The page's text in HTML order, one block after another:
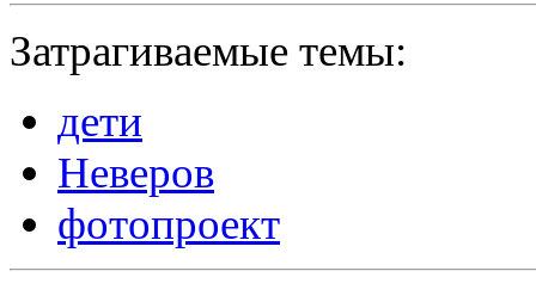
Затрагиваемые темы:
дети
Неверов
фотопроект